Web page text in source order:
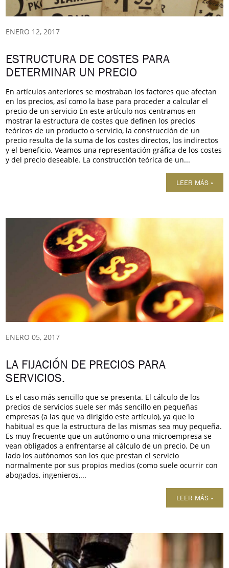
ENERO 12, 2017
ESTRUCTURA DE COSTES PARA
DETERMINAR UN PRECIO
En artículos anteriores se mostraban los factores que afectan
en los precios, así como la base para proceder a calcular el
precio de un servicio En este artículo nos centramos en
mostrar la estructura de costes que definen los precios
teóricos de un producto o servicio, la construcción de un
precio resulta de la suma de los costes directos, los indirectos
y el beneficio. Veamos una representación gráfica de los costes
y del precio deseable. La construcción teórica de un...
LEER MÁS »
ENERO 05, 2017
LA FIJACIÓN DE PRECIOS PARA
SERVICIOS.
Es el caso más sencillo que se presenta. El cálculo de los
precios de servicios suele ser más sencillo en pequeñas
empresas (a las que va dirigido este artículo), ya que lo
habitual es que la estructura de las mismas sea muy pequeña.
Es muy frecuente que un autónomo o una microempresa se
vean obligados a enfrentarse al cálculo de un precio. De un
lado los autónomos son los que prestan el servicio
normalmente por sus propios medios (como suele ocurrir con
abogados, ingenieros,...
LEER MÁS »